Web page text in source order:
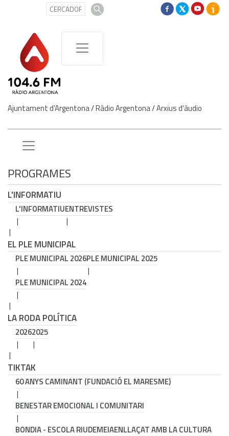
Ajuntament d'Argentona/Ràdio Argentona/Arxius d'àudio
PROGRAMES
L'INFORMATIU
L'INFORMATIUENTREVISTES
EL PLE MUNICIPAL
PLE MUNICIPAL 2026PLE MUNICIPAL 2025
PLE MUNICIPAL 2024
LA RODA POLÍTICA
20262025
TIKTAK
60 ANYS CAMINANT (FUNDACIÓ EL MARESME)
BENESTAR EMOCIONAL I COMUNITARI
BONDIA - ESCOLA RIUDEMEIAENLLAÇAT AMB LA CULTURA